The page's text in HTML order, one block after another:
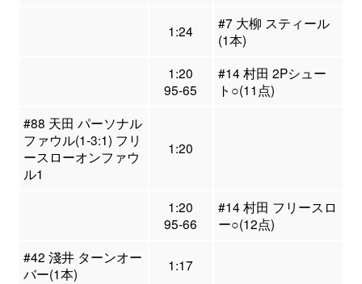
1:24
#7 大柳 スティール
(1本)
1:20
95-65
#14 村田 2Pシュー
ト○(11点)
#88 天田 パーソナル
ファウル(1-3:1) フリ
ースローオンファウ
ル1
1:20
1:20
95-66
#14 村田 フリースロ
ー○(12点)
#42 淺井 ターンオー
バー(1本)
1:17